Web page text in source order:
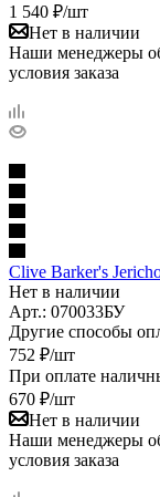
1 540 ₽/шт
Нет в наличии
Наши менеджеры
условия заказа
Clive Barker's
Нет в наличии
Арт.: 070033БУ
Другие способы
752 ₽/шт
При оплате
670 ₽/шт
Нет в наличии
Наши менеджеры
условия заказа